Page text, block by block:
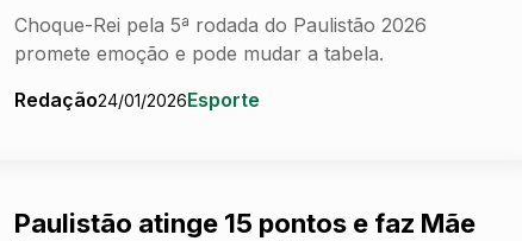
Choque-Rei pela 5ª rodada do Paulistão 2026
promete emoção e pode mudar a tabela.
Redação24/01/2026Esporte
Paulistão atinge 15 pontos e faz Mãe